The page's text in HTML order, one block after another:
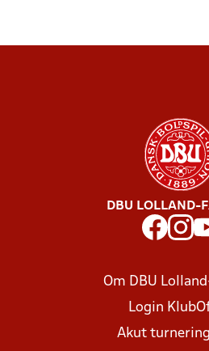
DBU LOLLAND-
Om DBU
Login
Akut